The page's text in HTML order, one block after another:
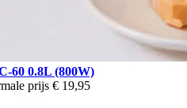
60 0.8L (800W)
prijs € 19,95